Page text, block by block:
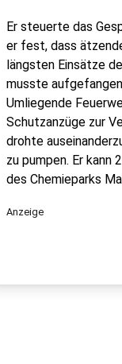
Er steuerte das
er fest, dass
längsten Einsätze
musste
Umliegende
Schutzanzüge zur
drohte
zu pumpen. Er
des Chemieparks
Anzeige